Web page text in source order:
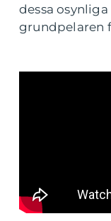
dessa
grundpelaren